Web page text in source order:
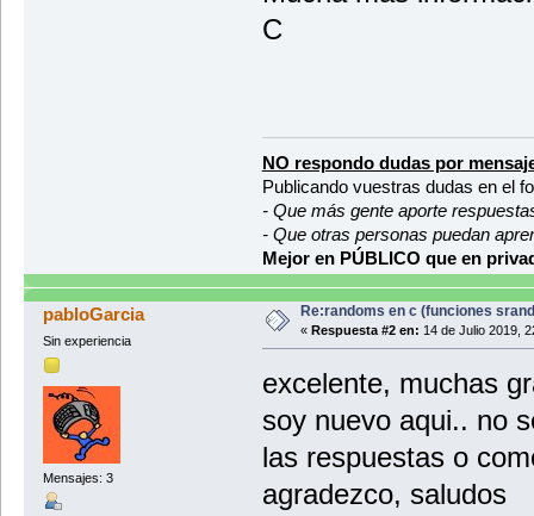
C
NO respondo dudas por
Publicando vuestras dudas en el
- Que más gente aporte
- Que otras personas puedan
Mejor en PÚBLICO que en
pabloGarcia
Sin experiencia
Mensajes: 3
Re:randoms en c (funciones
« Respuesta #2 en: 14 de Julio 2019,
excelente, muchas
soy nuevo aqui.. no
las respuestas o
agradezco, saludos